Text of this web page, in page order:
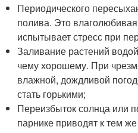
Периодического
полива. Это влаголюбивая
испытывает стресс при
Заливание растений
чему хорошему. При
влажной, дождливой
стать горькими;
Переизбыток солнца или
парнике приводят к тем